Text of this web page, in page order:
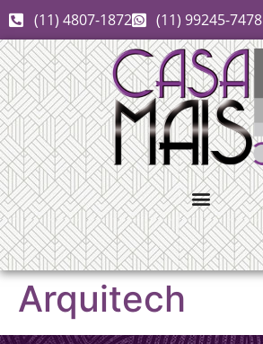
(11) 4807-1872 (11) 99245-7478
Arquitech